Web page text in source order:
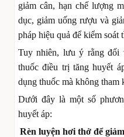
giảm cân, hạn chế lượng
dục, giảm uống rượu và
pháp hiệu quả để kiểm soát
Tuy nhiên, lưu ý rằng đối
thuốc điều trị tăng huyết
dụng thuốc mà không tham
Dưới đây là một số
huyết áp:
Rèn luyện hơi thở để